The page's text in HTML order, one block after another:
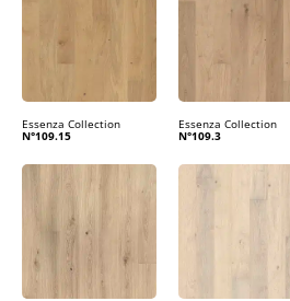
Essenza Collection
N°109.15
Essenza Collection
N°109.3